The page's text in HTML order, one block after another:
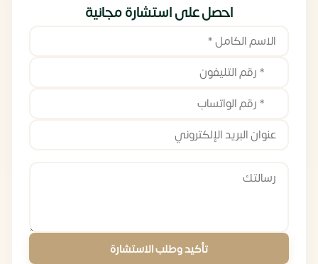
احصل على استشارة مجانية
تأكيد وطلب الاستشارة